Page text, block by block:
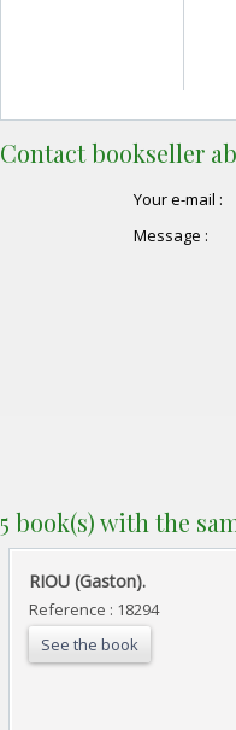
Contact bookseller
Your e-mail :
Message :
5 book(s) with the
‎RIOU (Gaston). ‎
Reference : 18294
See the book